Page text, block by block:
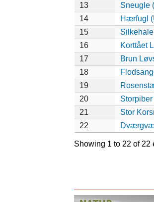
13
Sneugle
14
Hærfugl
15
16
Korttået
17
Brun
18
19
20
21
Stor
22
Showing 1 to 22 of 22